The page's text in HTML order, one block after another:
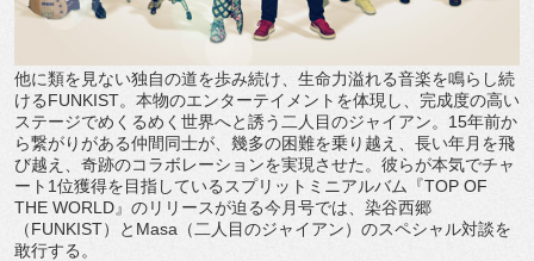
他に類を見ない独自の道を歩み続け、生命力溢れる音楽を鳴らし続
けるFUNKIST。本物のエンターテイメントを体現し、完成度の高い
ステージでめくるめく世界へと誘う二人目のジャイアン。15年前か
ら繋がりがある仲間同士が、幾多の困難を乗り越え、長い年月を飛
び越え、奇跡のコラボレーションを実現させた。彼らが本気でチャ
ート1位獲得を目指しているスプリットミニアルバム『TOP OF
THE WORLD』のリリースが迫る今月号では、染谷西郷
（FUNKIST）とMasa（二人目のジャイアン）のスペシャル対談を
敢行する。